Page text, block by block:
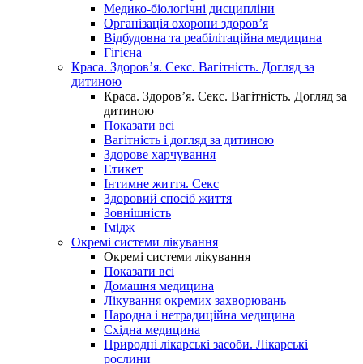
Медико-біологічні дисципліни
Організація охорони здоров’я
Відбудовна та реабілітаційна медицина
Гігієна
Краса. Здоров’я. Секс. Вагітність. Догляд за
дитиною
Краса. Здоров’я. Секс. Вагітність. Догляд за
дитиною
Показати всі
Вагітність і догляд за дитиною
Здорове харчування
Етикет
Інтимне життя. Секс
Здоровий спосіб життя
Зовнішність
Імідж
Окремі системи лікування
Окремі системи лікування
Показати всі
Домашня медицина
Лікування окремих захворювань
Народна і нетрадиційна медицина
Східна медицина
Природні лікарські засоби. Лікарські
рослини